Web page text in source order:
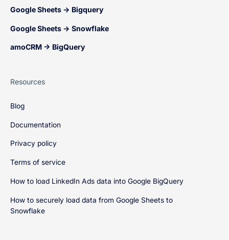
Google Sheets → Bigquery
Google Sheets → Snowflake
amoCRM → BigQuery
Resources
Blog
Documentation
Privacy policy
Terms of service
How to load LinkedIn Ads data into Google BigQuery
How to securely load data from Google Sheets to
Snowflake